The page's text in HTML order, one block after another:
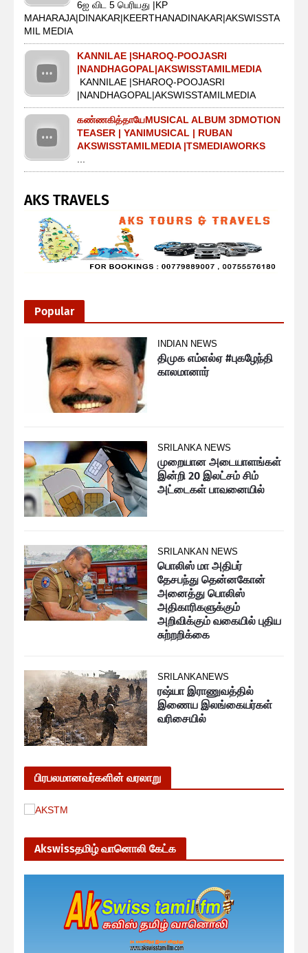
6ஐ விட 5 பெரியது |KP
MAHARAJA|DINAKAR|KEERTHANADINAKAR|AKSWISSTA
MIL MEDIA
KANNILAE |SHAROQ-POOJASRI
|NANDHAGOPAL|AKSWISSTAMILMEDIA
KANNILAE |SHAROQ-POOJASRI
|NANDHAGOPAL|AKSWISSTAMILMEDIA
கண்ணகித்தாயேMUSICAL ALBUM 3DMOTION
TEASER | YANIMUSICAL | RUBAN
AKSWISSTAMILMEDIA |TSMEDIAWORKS
...
AKS TRAVELS
Popular
INDIAN NEWS
திமுக எம்எல்ஏ #புகழேந்தி
காலமானார்
SRILANKA NEWS
முறையான அடையாளங்கள்
இன்றி 20 இலட்சம் சிம்
அட்டைகள் பாவனையில்
SRILANKAN NEWS
பொலிஸ் மா அதிபர்
தேசபந்து தென்னகோன்
அனைத்து பொலிஸ்
அதிகாரிகளுக்கும்
அறிவிக்கும் வகையில் புதிய
சுற்றறிக்கை
SRILANKANEWS
ரஷ்யா இராணுவத்தில்
இணைய இலங்கையர்கள்
வரிசையில்
பிரபலமானவர்களின் வரலாறு
Akswissதமிழ் வானொலி கேட்க